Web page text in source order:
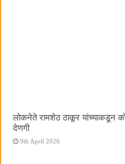
लोकनेते रामशेठ ठाकूर यांच्याकडून
देणगी
9th April 2026